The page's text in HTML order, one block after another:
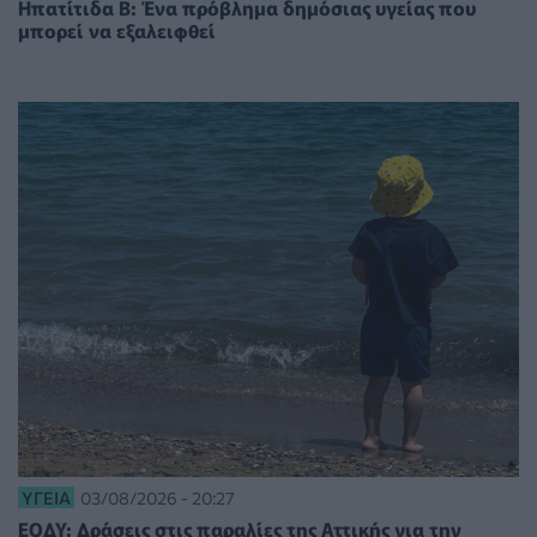
Ηπατίτιδα Β: Ένα πρόβλημα δημόσιας υγείας που
μπορεί να εξαλειφθεί
ΥΓΕΊΑ 03/08/2026 - 20:27
ΕΟΔΥ: Δράσεις στις παραλίες της Αττικής για την